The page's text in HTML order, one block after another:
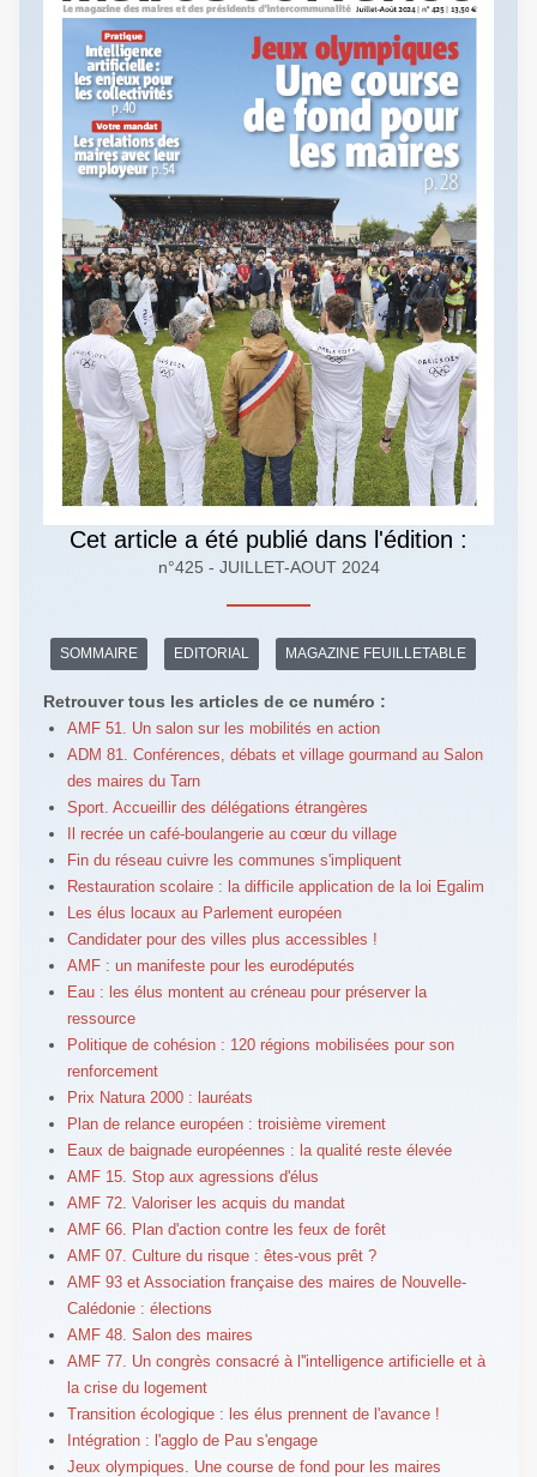
Cet article a été publié dans l'édition :
n°425 - JUILLET-AOUT 2024
SOMMAIRE EDITORIAL MAGAZINE FEUILLETABLE
Retrouver tous les articles de ce numéro :
AMF 51. Un salon sur les mobilités en action
ADM 81. Conférences, débats et village gourmand au Salon
des maires du Tarn
Sport. Accueillir des délégations étrangères
Il recrée un café-boulangerie au cœur du village
Fin du réseau cuivre les communes s'impliquent
Restauration scolaire : la difficile application de la loi Egalim
Les élus locaux au Parlement européen
Candidater pour des villes plus accessibles !
AMF : un manifeste pour les eurodéputés
Eau : les élus montent au créneau pour préserver la
ressource
Politique de cohésion : 120 régions mobilisées pour son
renforcement
Prix Natura 2000 : lauréats
Plan de relance européen : troisième virement
Eaux de baignade européennes : la qualité reste élevée
AMF 15. Stop aux agressions d'élus
AMF 72. Valoriser les acquis du mandat
AMF 66. Plan d'action contre les feux de forêt
AMF 07. Culture du risque : êtes-vous prêt ?
AMF 93 et Association française des maires de Nouvelle-
Calédonie : élections
AMF 48. Salon des maires
AMF 77. Un congrès consacré à l''intelligence artificielle et à
la crise du logement
Transition écologique : les élus prennent de l'avance !
Intégration : l'agglo de Pau s'engage
Jeux olympiques. Une course de fond pour les maires